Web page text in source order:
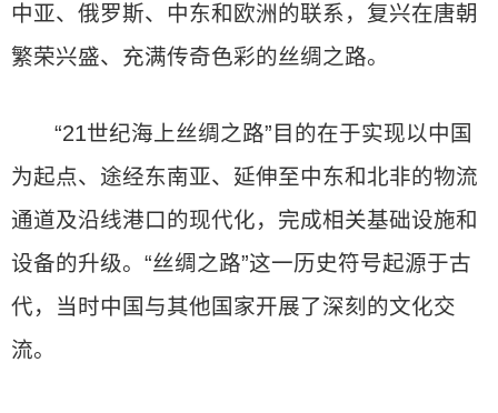
中亚、俄罗斯、中东和欧洲的联系，复兴在唐朝
繁荣兴盛、充满传奇色彩的丝绸之路。
“21世纪海上丝绸之路”目的在于实现以中国
为起点、途经东南亚、延伸至中东和北非的物流
通道及沿线港口的现代化，完成相关基础设施和
设备的升级。“丝绸之路”这一历史符号起源于古
代，当时中国与其他国家开展了深刻的文化交
流。